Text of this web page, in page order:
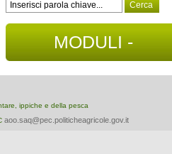
MODULI -
DOCUMENTI
ippiche e della pesca
aoo.saq@pec.politicheagricole.gov.it